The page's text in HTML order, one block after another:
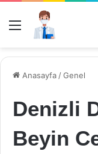
Menü
Anasayfa /Genel
Denizli
Beyin